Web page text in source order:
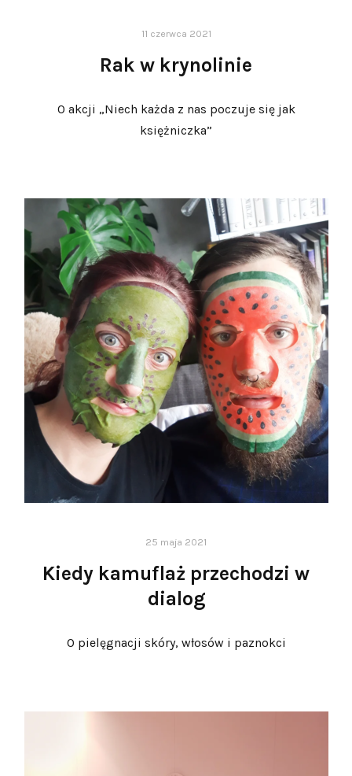
11 czerwca 2021
Rak w krynolinie
O akcji „Niech każda z nas poczuje się jak
księżniczka”
25 maja 2021
Kiedy kamuflaż przechodzi w
dialog
O pielęgnacji skóry, włosów i paznokci